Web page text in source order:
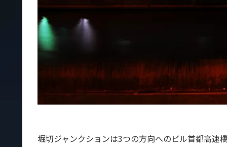
堀切ジャンクションは3つの方向へのビル首都高速